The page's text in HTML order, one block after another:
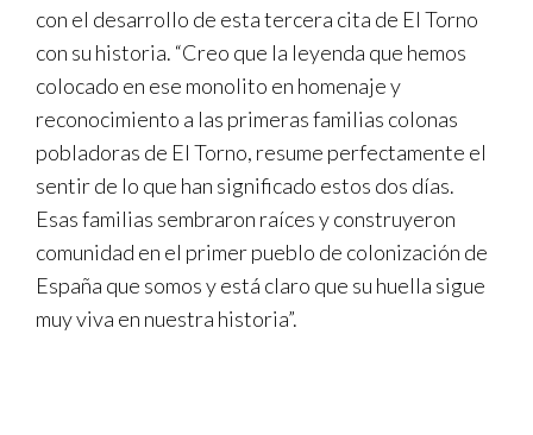
con el desarrollo de esta tercera cita de El Torno
con su historia. “Creo que la leyenda que hemos
colocado en ese monolito en homenaje y
reconocimiento a las primeras familias colonas
pobladoras de El Torno, resume perfectamente el
sentir de lo que han significado estos dos días.
Esas familias sembraron raíces y construyeron
comunidad en el primer pueblo de colonización de
España que somos y está claro que su huella sigue
muy viva en nuestra historia”.